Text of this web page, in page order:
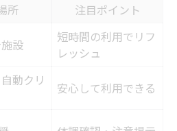
所
注目ポイント
設
短時間の利用でリフ
レッシュ
動クリ
安心して利用できる